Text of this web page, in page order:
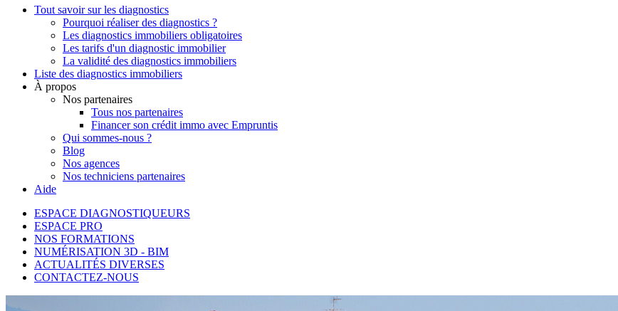
Tout savoir sur les diagnostics
Pourquoi réaliser des diagnostics ?
Les diagnostics immobiliers obligatoires
Les tarifs d'un diagnostic immobilier
La validité des diagnostics immobiliers
Liste des diagnostics immobiliers
À propos
Nos partenaires
Tous nos partenaires
Financer son crédit immo avec Empruntis
Qui sommes-nous ?
Blog
Nos agences
Nos techniciens partenaires
Aide
ESPACE DIAGNOSTIQUEURS
ESPACE PRO
NOS FORMATIONS
NUMÉRISATION 3D - BIM
ACTUALITÉS DIVERSES
CONTACTEZ-NOUS